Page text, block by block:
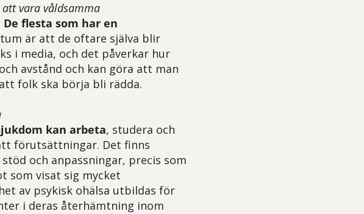
vara våldsamma
De flesta som har en
är att de oftare själva blir
i media, och det påverkar hur
avstånd och kan göra att man
folk ska börja bli rädda.
kan arbeta, studera och
förutsättningar. Det finns
och anpassningar, precis som
som visat sig mycket
av psykisk ohälsa utbildas för
i deras återhämtning inom